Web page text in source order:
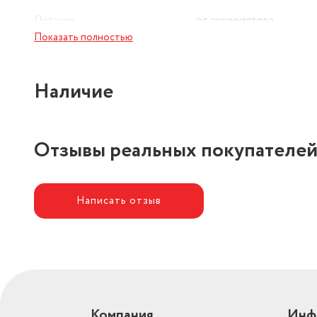
от аккумулятора
Показать полностью
Наличие
Отзывы реальных покупателей
Написать отзыв